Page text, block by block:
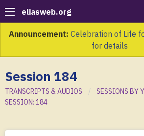
eliasweb.org
Announcement: Celebration of Life
for details
Session 184
TRANSCRIPTS & AUDIOS
SESSIONS BY
SESSION: 184